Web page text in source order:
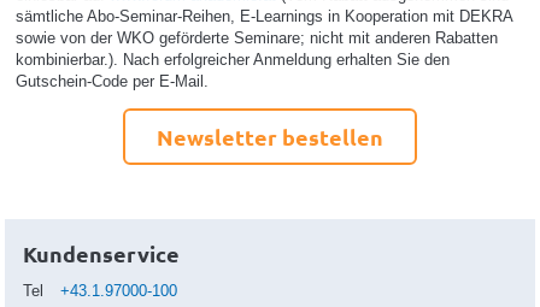
sämtliche Abo-Seminar-Reihen, E-Learnings in Kooperation mit DEKRA
sowie von der WKO geförderte Seminare; nicht mit anderen Rabatten
kombinierbar.). Nach erfolgreicher Anmeldung erhalten Sie den
Gutschein-Code per E-Mail.
Newsletter bestellen
Kundenservice
Tel
+43.1.97000-100